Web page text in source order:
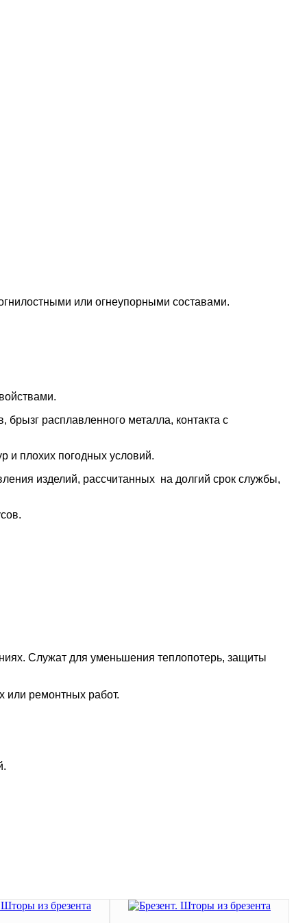
или огнеупорными составами.
расплавленного металла, контакта с
и плохих погодных условий.
изделий, рассчитанных на долгий срок службы,
Служат для уменьшения теплопотерь, защиты
или ремонтных работ.